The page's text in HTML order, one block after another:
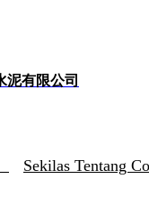
泥有限公司
Sekilas Tentang